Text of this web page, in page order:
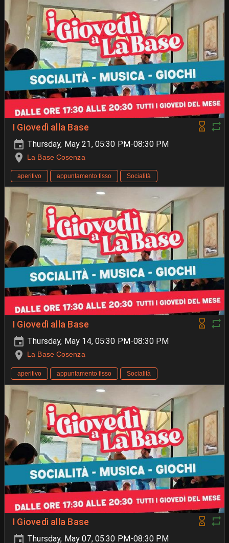
I Giovedì alla Base
Thursday, May 21, 05:30 PM-08:30 PM
La Base Cosenza
aperitivo appuntamento fisso Socialità
I Giovedì alla Base
Thursday, May 14, 05:30 PM-08:30 PM
La Base Cosenza
aperitivo appuntamento fisso Socialità
I Giovedì alla Base
Thursday, May 07, 05:30 PM-08:30 PM